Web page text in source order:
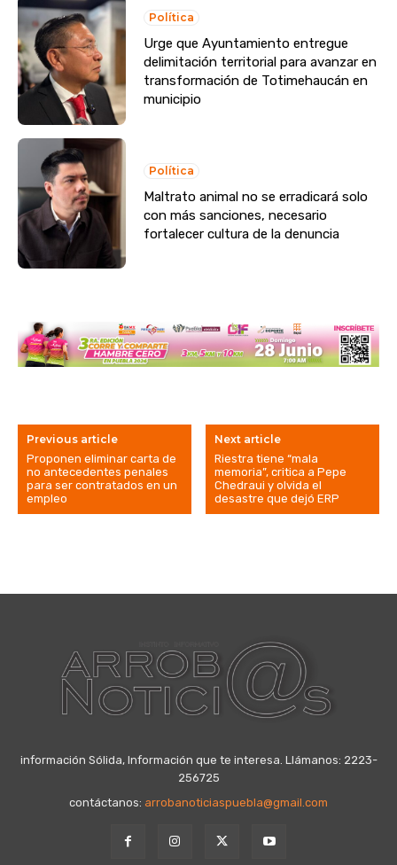
Política
Urge que Ayuntamiento entregue
delimitación territorial para avanzar en
transformación de Totimehaucán en
municipio
Política
Maltrato animal no se erradicará solo
con más sanciones, necesario
fortalecer cultura de la denuncia
Previous article
Proponen eliminar carta de
no antecedentes penales
para ser contratados en un
empleo
Next article
Riestra tiene “mala
memoria”, critica a Pepe
Chedraui y olvida el
desastre que dejó ERP
información Sólida, Información que te interesa. Llámanos: 2223-
256725
contáctanos: arrobanoticiaspuebla@gmail.com